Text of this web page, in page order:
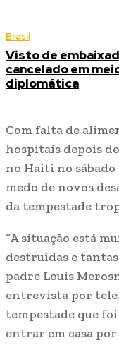
Brasil
Visto de
cancelado em
diplomática
Com falta de
hospitais depois
no Haiti no sábado
medo de novos
da tempestade
“A situação está
destruídas e tantas
padre Louis
entrevista por
tempestade que
entrar em casa por